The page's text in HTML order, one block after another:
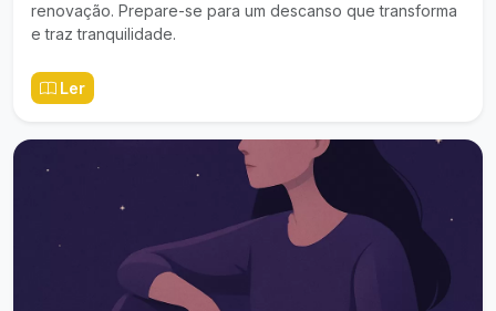
renovação. Prepare-se para um descanso que transforma
e traz tranquilidade.
Ler